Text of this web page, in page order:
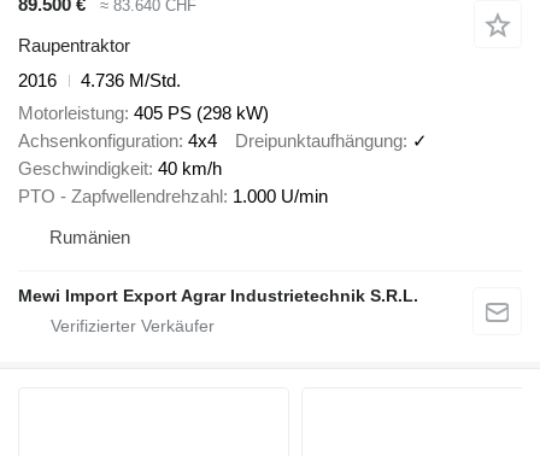
≈ 83.640 CHF
Raupentraktor
2016
4.736 M/Std.
Motorleistung 405 PS (298 kW)
Achsenkonfiguration 4x4 Dreipunktaufhängung ✓
Geschwindigkeit 40 km/h
PTO - Zapfwellendrehzahl 1.000 U/min
Rumänien
Mewi Import Export Agrar Industrietechnik S.R.L.